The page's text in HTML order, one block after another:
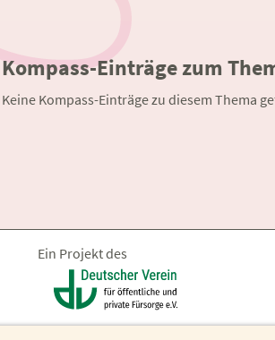
Kompass-Einträge zum
Keine Kompass-Einträge zu diesem Thema
Ein Projekt des